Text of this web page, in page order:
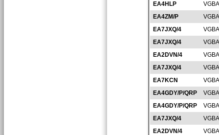
EA4HLP
EA4ZM/P
EA7JXQ/4
EA7JXQ/4
EA2DVN/4
EA7JXQ/4
EA7KCN
EA4GDY/P/QRP
EA4GDY/P/QRP
EA7JXQ/4
EA2DVN/4